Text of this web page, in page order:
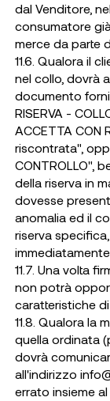
dal Venditore,
consumatore
merce da parte
11.6. Qualora il
nel collo, dovrà
documento
RISERVA -
ACCETTA CON
riscontrata",
CONTROLLO",
della riserva in
dovesse
anomalia ed il
riserva
11.7. Una volta
non potrà
caratteristiche
11.8. Qualora la
quella ordinata
dovrà
all'indirizzo
errato insieme